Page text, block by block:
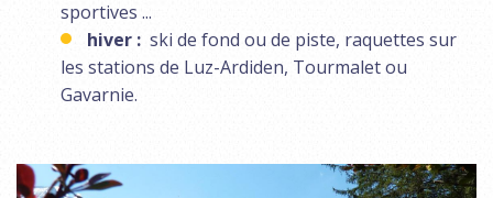
sportives ...
hiver : ski de fond ou de piste, raquettes sur
les stations de Luz-Ardiden, Tourmalet ou
Gavarnie.